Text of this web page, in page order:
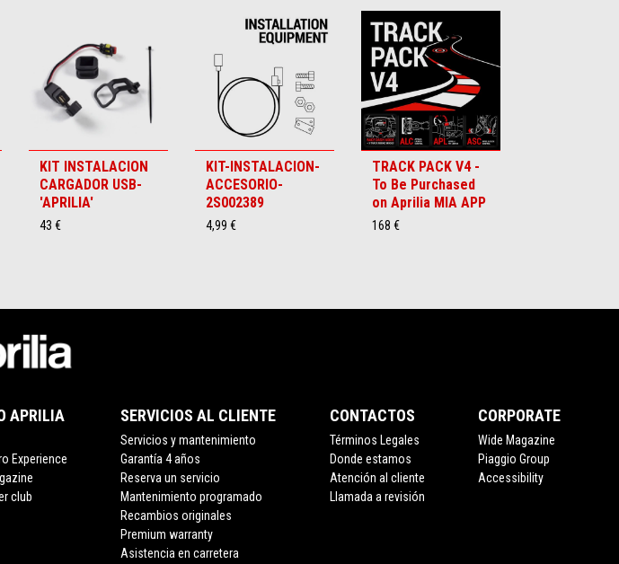
KIT INSTALACION
CARGADOR USB-
'APRILIA'
43 €
KIT-INSTALACION-
ACCESORIO-
2S002389
4,99 €
TRACK PACK V4 -
To Be Purchased
on Aprilia MIA APP
168 €
APRILIA
Experience
club
SERVICIOS AL CLIENTE
Servicios y mantenimiento
Garantía 4 años
Reserva un servicio
Mantenimiento programado
Recambios originales
Premium warranty
Asistencia en carretera
CONTACTOS
Términos Legales
Donde estamos
Atención al cliente
Llamada a revisión
CORPORATE
Wide Magazine
Piaggio Group
Accessibility